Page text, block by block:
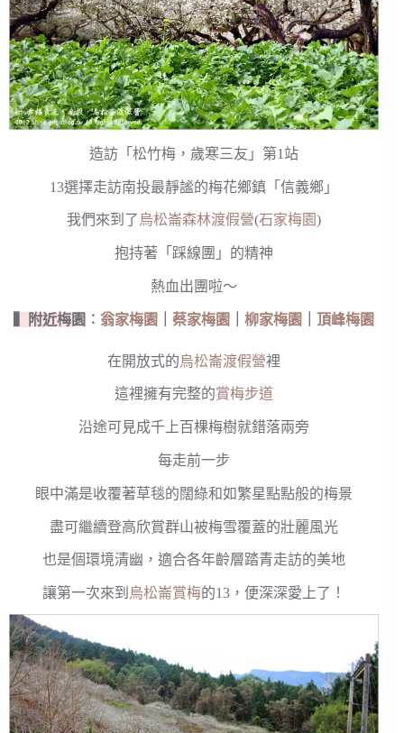
造訪「松竹梅，歲寒三友」第1站
13選擇走訪南投最靜謐的梅花鄉鎮「信義鄉」
我們來到了 烏松崙森林渡假營(石家梅園)
抱持著「踩線團」的精神
熱血出團啦～
▍附近梅園 ︰翁家梅園 ｜蔡家梅園 ｜柳家梅園 頂峰梅園
在開放式的烏松崙渡假營裡
這裡擁有完整的賞梅步道
沿途可見成千上百棵梅樹就錯落兩旁
每走前一步
眼中滿是收覆著草毯的闊綠和如繁星點點般的梅景
盡可繼續登高欣賞群山被梅雪覆蓋的壯麗風光
也是個環境清幽，適合各年齡層踏青走訪的美地
讓第一次來到 烏松崙賞梅的13，便深深愛上了！